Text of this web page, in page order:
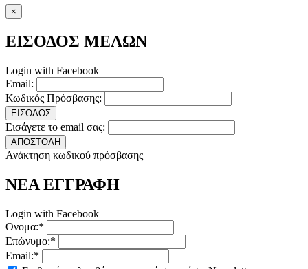
×
ΕΙΣΟΔΟΣ ΜΕΛΩΝ
Login with Facebook
Email:
Κωδικός Πρόσβασης:
ΕΙΣΟΔΟΣ
Εισάγετε το email σας:
ΑΠΟΣΤΟΛΗ
Ανάκτηση κωδικού πρόσβασης
ΝΕΑ ΕΓΓΡΑΦΗ
Login with Facebook
Ονομα:*
Επώνυμο:*
Email:*